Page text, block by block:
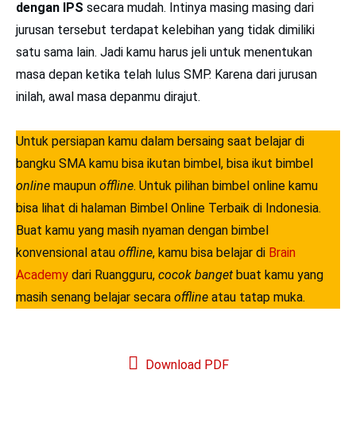
dengan IPS secara mudah. Intinya masing masing dari
jurusan tersebut terdapat kelebihan yang tidak dimiliki
satu sama lain. Jadi kamu harus jeli untuk menentukan
masa depan ketika telah lulus SMP. Karena dari jurusan
inilah, awal masa depanmu dirajut.
Untuk persiapan kamu dalam bersaing saat belajar di
bangku SMA kamu bisa ikutan bimbel, bisa ikut bimbel
online maupun offline. Untuk pilihan bimbel online kamu
bisa lihat di halaman Bimbel Online Terbaik di Indonesia.
Buat kamu yang masih nyaman dengan bimbel
konvensional atau offline, kamu bisa belajar di Brain
Academy dari Ruangguru, cocok banget buat kamu yang
masih senang belajar secara offline atau tatap muka.
Download PDF